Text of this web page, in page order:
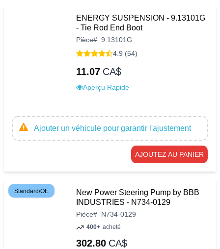
ENERGY SUSPENSION - 9.13101G
- Tie Rod End Boot
Pièce# 9.13101G
4.9 (54)
11.07 CA$
Aperçu Rapide
Ajouter un véhicule pour garantir l'ajustement
AJOUTEZ AU PANIER
Standard/OE
New Power Steering Pump by BBB
INDUSTRIES - N734-0129
Pièce# N734-0129
400+ acheté
302.80 CA$